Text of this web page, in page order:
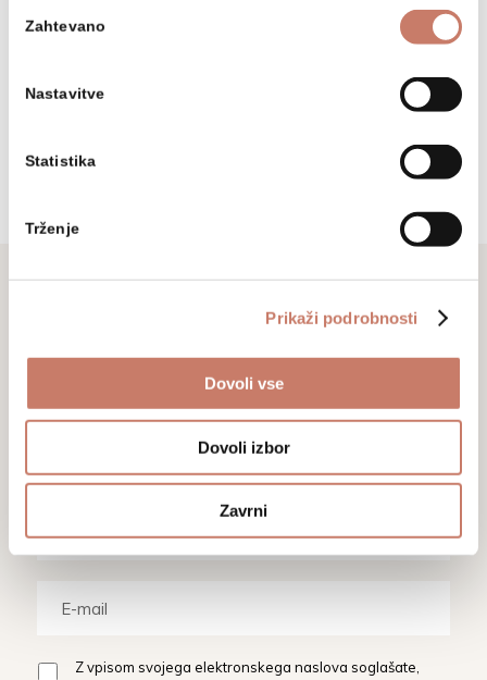
soglasja
Zahtevano
Nastavitve
Statistika
Trženje
Prikaži podrobnosti
Dovoli vse
Dovoli izbor
Zavrni
Prijavite se na naše novice in sledite
aktualnim dogodkom, prireditvam in
Z vpisom svojega elektronskega naslova soglašate,